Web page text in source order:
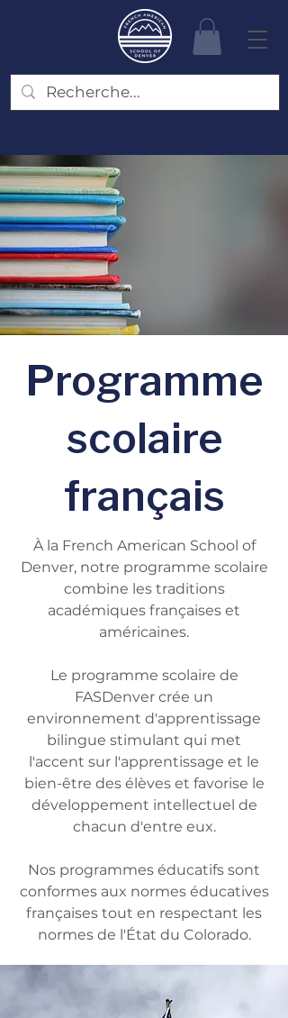
Programme
scolaire
français
À la French American School of
Denver, notre programme scolaire
combine les traditions
académiques françaises et
américaines.
Le programme scolaire de
FASDenver crée un
environnement d'apprentissage
bilingue stimulant qui met
l'accent sur l'apprentissage et le
bien-être des élèves et favorise le
développement intellectuel de
chacun d'entre eux.
Nos programmes éducatifs sont
conformes aux normes éducatives
françaises tout en respectant les
normes de l'État du Colorado.